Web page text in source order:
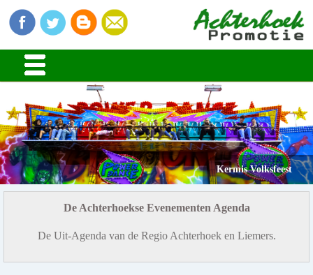
Kermis Volksfeest
De Achterhoekse Evenementen Agenda
De Uit-Agenda van de Regio Achterhoek en Liemers.